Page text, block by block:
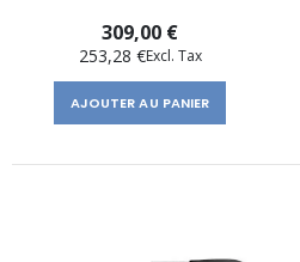
309,00 €
253,28 €
AJOUTER AU PANIER